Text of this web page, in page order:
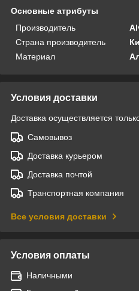
Основные атрибуты
Производитель
Страна производитель
Материал
Условия доставки
Доставка осуществляется
Самовывоз
Доставка курьером
Доставка почтой
Транспортная компания
Все условия доставки
Условия оплаты
Наличными